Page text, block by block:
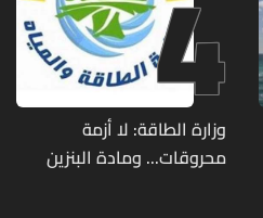
وزارة الطاقة: لا أزمة
محروقات... ومادة البنزين